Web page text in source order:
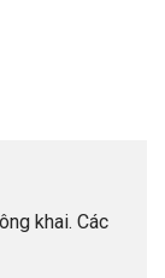
khai. Các